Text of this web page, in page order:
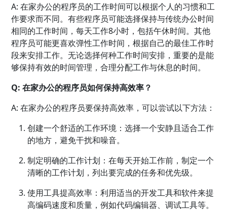
A: 在家办公的程序员的工作时间可以根据个人的习惯和工
作要求而不同。有些程序员可能选择保持与传统办公时间
相同的工作时间，每天工作8小时，包括午休时间。其他
程序员可能更喜欢弹性工作时间，根据自己的最佳工作时
段来安排工作。无论选择何种工作时间安排，重要的是能
够保持有效的时间管理，合理分配工作与休息的时间。
Q: 在家办公的程序员如何保持高效率？
A: 在家办公的程序员要保持高效率，可以尝试以下方法：
创建一个舒适的工作环境：选择一个安静且适合工作
的地方，避免干扰和噪音。
制定明确的工作计划：在每天开始工作前，制定一个
清晰的工作计划，列出要完成的任务和优先级。
使用工具提高效率：利用适当的开发工具和软件来提
高编码速度和质量，例如代码编辑器、调试工具等。